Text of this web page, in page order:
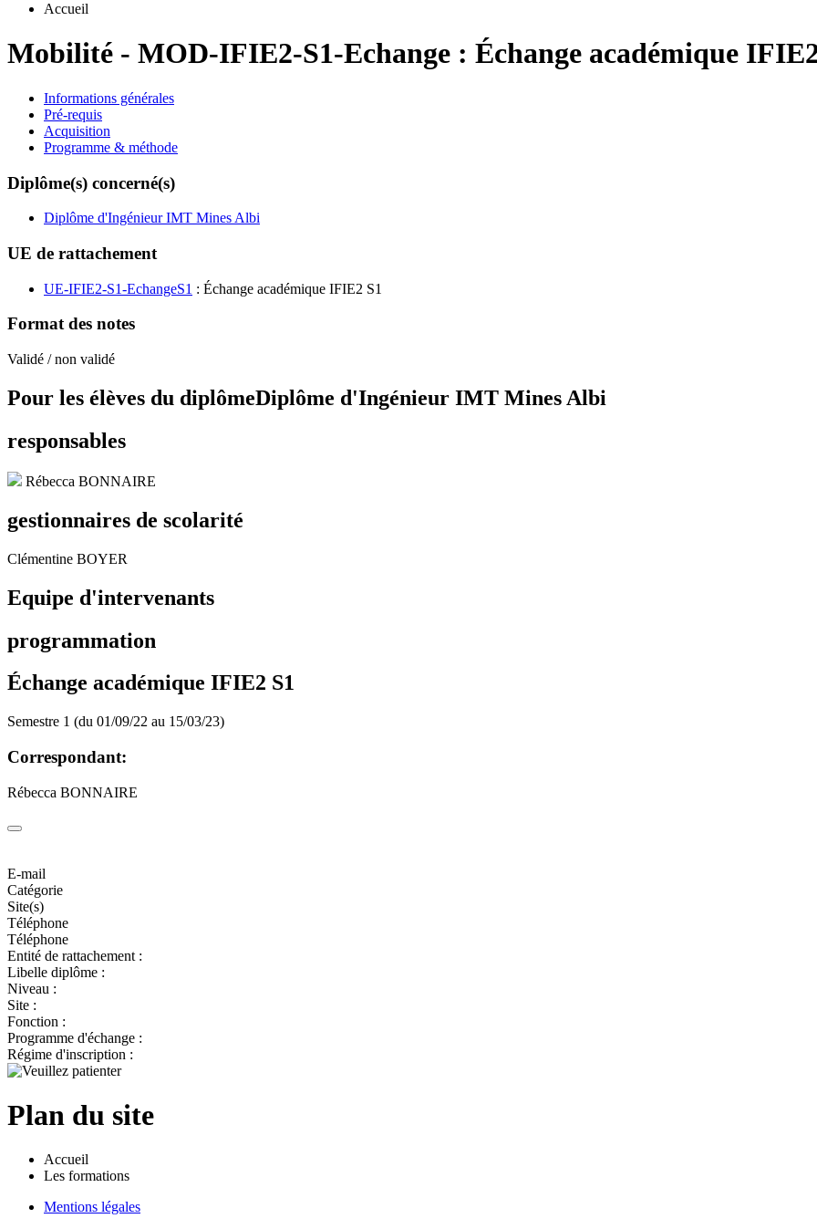
Accueil
Mobilité - MOD-IFIE2-S1-Echange : Échange académique
Informations générales
Pré-requis
Acquisition
Programme & méthode
Diplôme(s) concerné(s)
Diplôme d'Ingénieur IMT Mines Albi
UE de rattachement
UE-IFIE2-S1-EchangeS1 : Échange académique IFIE2 S1
Format des notes
Validé / non validé
Pour les élèves du diplômeDiplôme d'Ingénieur IMT Mines Albi
responsables
Rébecca BONNAIRE
gestionnaires de scolarité
Clémentine BOYER
Equipe d'intervenants
programmation
Échange académique IFIE2 S1
Semestre 1 (du 01/09/22 au 15/03/23)
Correspondant:
Rébecca BONNAIRE
E-mail
Catégorie
Site(s)
Téléphone
Téléphone
Entité de rattachement :
Libelle diplôme :
Niveau :
Site :
Fonction :
Programme d'échange :
Régime d'inscription :
Plan du site
Accueil
Les formations
Mentions légales